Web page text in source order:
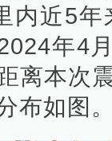
内近5
年4
离本次
布如图。